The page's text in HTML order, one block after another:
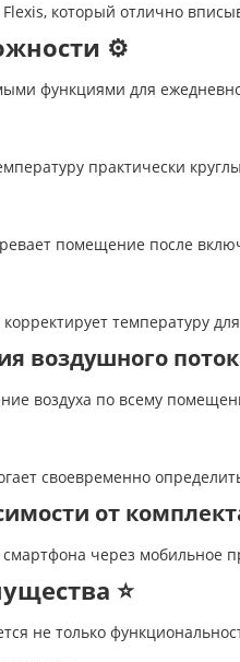
который отлично
⚙️
функциями для
практически
помещение после
температуру
воздушного
воздуха по всему
своевременно
от
через мобильное
⭐
не только